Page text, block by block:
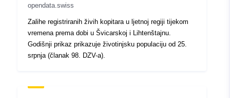
opendata.swiss
Zalihe registriranih živih kopitara u ljetnoj regiji tijekom
vremena prema dobi u Švicarskoj i Lihtenštajnu.
Godišnji prikaz prikazuje životinjsku populaciju od 25.
srpnja (članak 98. DZV-a).